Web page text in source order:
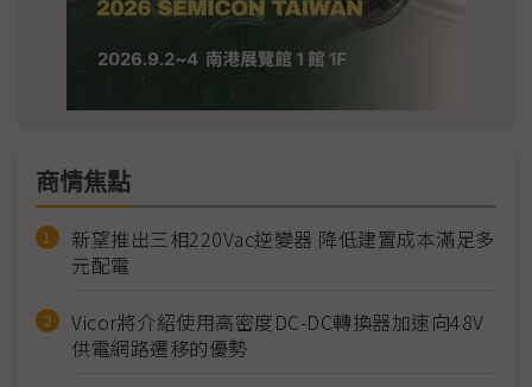
商情焦點
新望推出三相220Vac逆變器 降低建置成本滿足多
元配電
Vicor將介紹使用高密度DC-DC轉換器加速向48V
供電網路遷移的優勢